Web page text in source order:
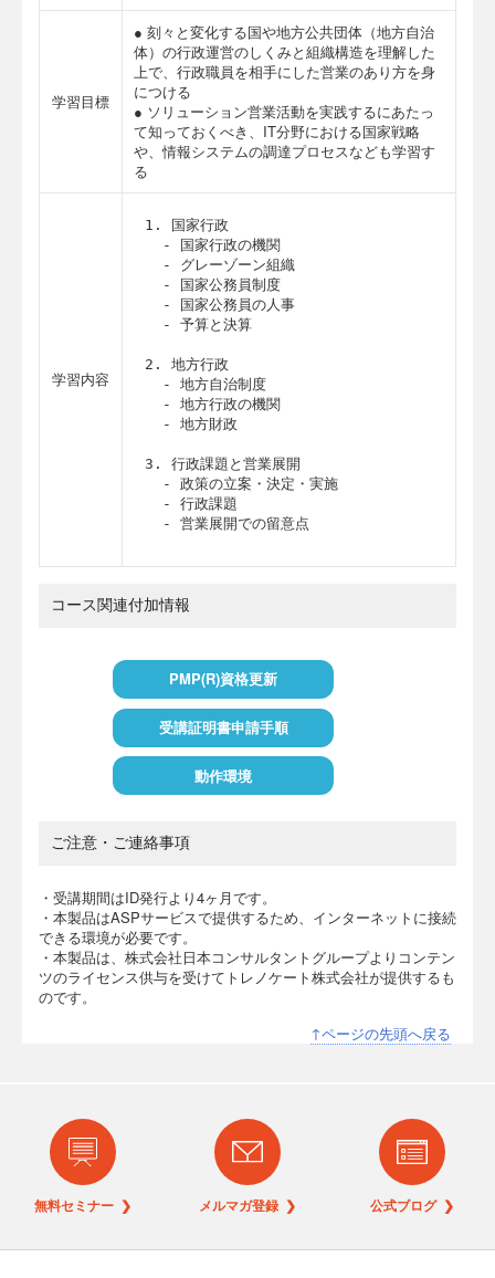
学習目標
● 刻々と変化する国や地方公共団体（地方自治
体）の行政運営のしくみと組織構造を理解した
上で、行政職員を相手にした営業のあり方を身
につける
● ソリューション営業活動を実践するにあたっ
て知っておくべき、IT分野における国家戦略
や、情報システムの調達プロセスなども学習す
る
学習内容
1. 国家行政
2. 地方行政
3. 行政課題と営業展開
  - 営業展開での留意点
コース関連付加情報
PMP(R)資格更新
受講証明書申請手順
動作環境
ご注意・ご連絡事項
・受講期間はID発行より4ヶ月です。
・本製品はASPサービスで提供するため、インターネットに接続
できる環境が必要です。
・本製品は、株式会社日本コンサルタントグループよりコンテン
ツのライセンス供与を受けてトレノケート株式会社が提供するも
のです。
↑ページの先頭へ戻る
無料セミナー ❯ メルマガ登録 ❯ 公式ブログ ❯